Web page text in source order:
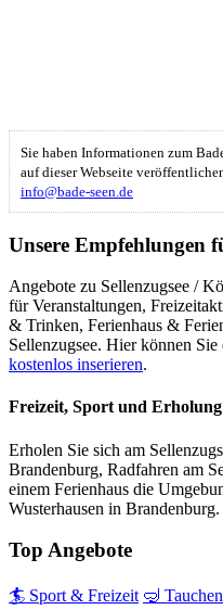
Sie haben Informationen zum
auf dieser Webseite
info@bade-seen.de
Unsere Empfehlungen
Angebote zu Sellenzugsee /
für Veranstaltungen,
& Trinken, Ferienhaus &
Sellenzugsee. Hier können
kostenlos inserieren.
Freizeit, Sport und Erholung
Erholen Sie sich am
Brandenburg, Radfahren am
einem Ferienhaus die
Wusterhausen in Brandenburg.
Top Angebote
🏄 Sport & Freizeit 🤿